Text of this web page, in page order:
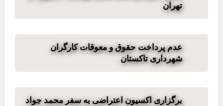
تهران
عدم پرداخت حقوق و معوقات کارگران
شهرداری تاکستان
برگزاری اكسیون اعتراضی به سفر محمد جواد